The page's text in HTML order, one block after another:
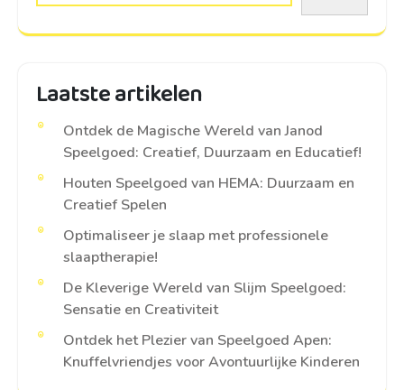
Laatste artikelen
Ontdek de Magische Wereld van Janod
Speelgoed: Creatief, Duurzaam en Educatief!
Houten Speelgoed van HEMA: Duurzaam en
Creatief Spelen
Optimaliseer je slaap met professionele
slaaptherapie!
De Kleverige Wereld van Slijm Speelgoed:
Sensatie en Creativiteit
Ontdek het Plezier van Speelgoed Apen:
Knuffelvriendjes voor Avontuurlijke Kinderen